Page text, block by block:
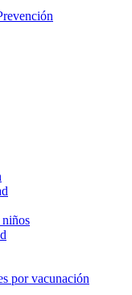
por vacunación